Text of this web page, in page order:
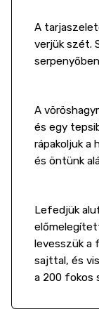
A
verjük szét.
A
és egy
rápakoljuk a
és öntünk
Lefedjük
levesszük a
sajttal, és
a 200 fokos